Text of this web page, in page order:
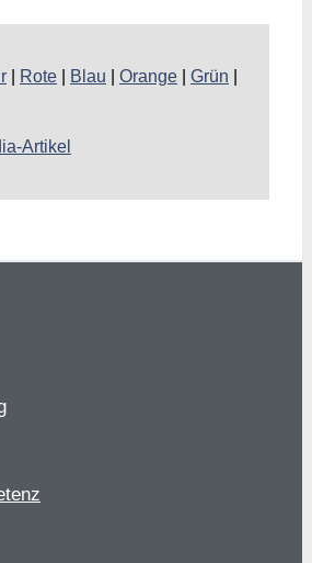
Rote Blau Orange Grün
Artikel